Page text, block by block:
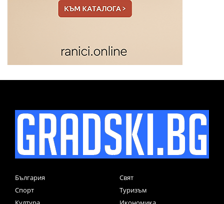
България
Свят
Спорт
Туризъм